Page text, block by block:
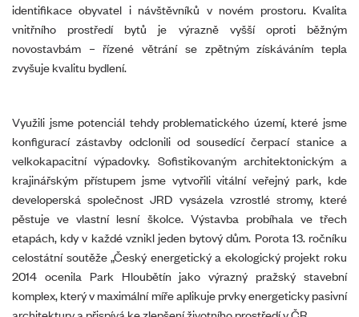
identifikace obyvatel i návštěvníků v novém prostoru. Kvalita
vnitřního prostředí bytů je výrazně vyšší oproti běžným
novostavbám – řízené větrání se zpětným získáváním tepla
zvyšuje kvalitu bydlení.
Využili jsme potenciál tehdy problematického území, které jsme
konfigurací zástavby odclonili od sousedící čerpací stanice a
velkokapacitní výpadovky. Sofistikovaným architektonickým a
krajinářským přístupem jsme vytvořili vitální veřejný park, kde
developerská společnost JRD vysázela vzrostlé stromy, které
pěstuje ve vlastní lesní školce. Výstavba probíhala ve třech
etapách, kdy v každé vznikl jeden bytový dům. Porota 13. ročníku
celostátní soutěže „Český energetický a ekologický projekt roku
2014 ocenila Park Hloubětín jako výrazný pražský stavební
komplex, který v maximální míře aplikuje prvky energeticky pasivní